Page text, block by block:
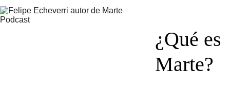
¿Qué es
Marte?